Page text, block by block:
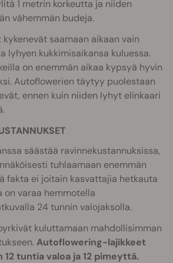
1 metrin korkeutta ja niiden
vähemmän budeja.
saamaan aikaan vain
lyhyen kukkimisaikansa kuluessa.
on enemmän aikaa kypsyä hyvin
Autoflowerien täytyy puolestaan
ennen kuin niiden lyhyt elinkaari
säästää ravinnekustannuksissa,
tuhlaamaan enemmän
fakta ei joitain kasvattajia hetkauta
on varaa hemmotella
24 tunnin valojaksolla.
kuluttamaan mahdollisimman
Autoflowering-lajikkeet
tuntia valoa ja 12 pimeyttä.